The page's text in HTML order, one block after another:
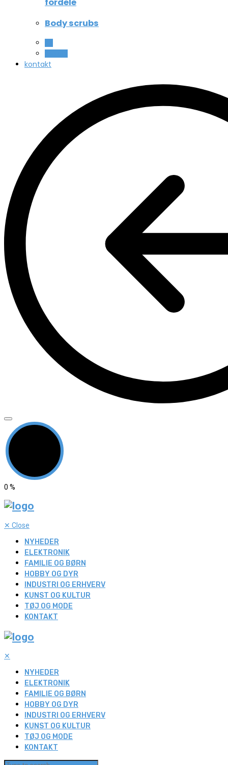
Body scrubs
kontakt
0 %
✕ Close
NYHEDER
ELEKTRONIK
FAMILIE OG BØRN
HOBBY OG DYR
INDUSTRI OG ERHVERV
KUNST OG KULTUR
TØJ OG MODE
KONTAKT
✕
NYHEDER
ELEKTRONIK
FAMILIE OG BØRN
HOBBY OG DYR
INDUSTRI OG ERHVERV
KUNST OG KULTUR
TØJ OG MODE
KONTAKT